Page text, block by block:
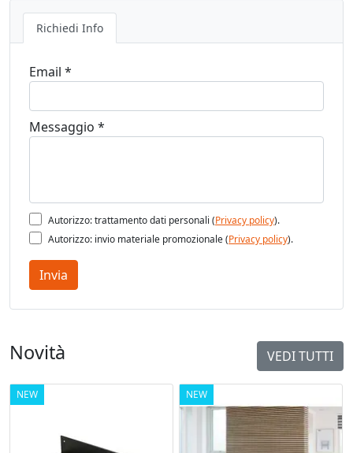
Richiedi Info
Email *
Messaggio *
Autorizzo: trattamento dati personali (Privacy policy).
Autorizzo: invio materiale promozionale (Privacy policy).
Invia
Novità VEDI TUTTI
NEW NEW